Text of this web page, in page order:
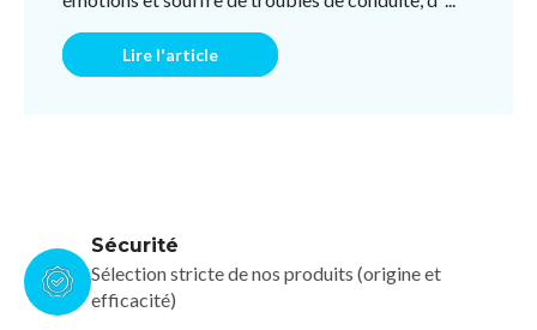
Lire l'article
Sécurité
Sélection stricte de nos produits (origine et
efficacité)